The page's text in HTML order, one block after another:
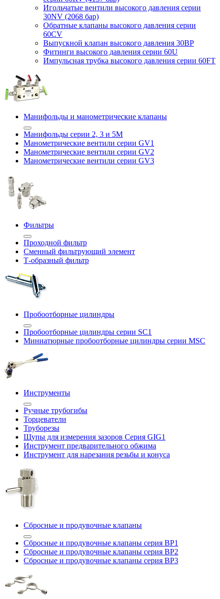
Игольчатые вентили высокого давления серии
30NV (2068 бар)
Обратные клапаны высокого давления серии
60CV
Выпускной клапан высокого давления 30BP
Фитинги высокого давления серии 60U
Импульсная трубка высокого давления серии 60FT
Манифольды и манометрические клапаны
Манифольды серии 2, 3 и 5М
Манометрические вентили серии GV1
Манометрические вентили серии GV2
Манометрические вентили серии GV3
Фильтры
Проходной фильтр
Сменный фильтрующий элемент
Т-образный фильтр
Пробоотборные цилиндры
Пробоотборные цилиндры серии SC1
Миниатюрные пробоотборные цилиндры серии MSC
Инструменты
Ручные трубогибы
Торцеватели
Труборезы
Щупы для измерения зазоров Cерия GIG1
Инструмент предварительного обжима
Инструмент для нарезания резьбы и конуса
Сбросные и продувочные клапаны
Сбросные и продувочные клапаны серия BP1
Сбросные и продувочные клапаны серия BP2
Сбросные и продувочные клапаны серия BP3